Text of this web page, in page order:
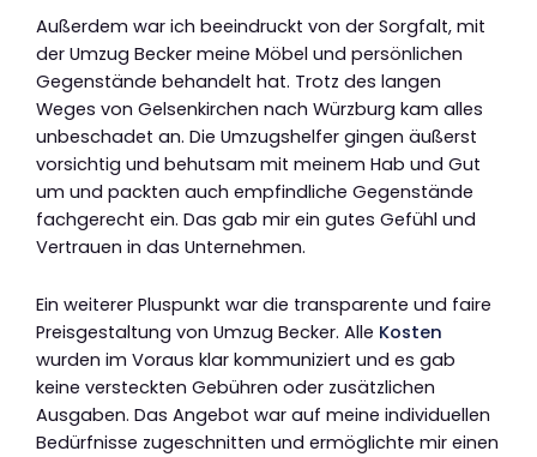
Außerdem war ich beeindruckt von der Sorgfalt, mit
der Umzug Becker meine Möbel und persönlichen
Gegenstände behandelt hat. Trotz des langen
Weges von Gelsenkirchen nach Würzburg kam alles
unbeschadet an. Die Umzugshelfer gingen äußerst
vorsichtig und behutsam mit meinem Hab und Gut
um und packten auch empfindliche Gegenstände
fachgerecht ein. Das gab mir ein gutes Gefühl und
Vertrauen in das Unternehmen.
Ein weiterer Pluspunkt war die transparente und faire
Preisgestaltung von Umzug Becker. Alle Kosten
wurden im Voraus klar kommuniziert und es gab
keine versteckten Gebühren oder zusätzlichen
Ausgaben. Das Angebot war auf meine individuellen
Bedürfnisse zugeschnitten und ermöglichte mir einen